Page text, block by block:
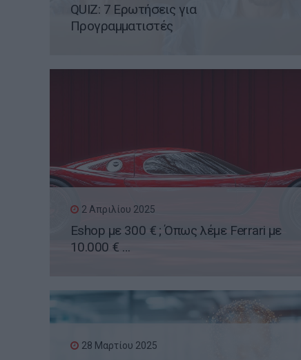
QUIZ: 7 Ερωτήσεις για
Προγραμματιστές
2 Απριλίου 2025
Eshop με 300 € ; Όπως λέμε Ferrari με
10.000 € …
28 Μαρτίου 2025